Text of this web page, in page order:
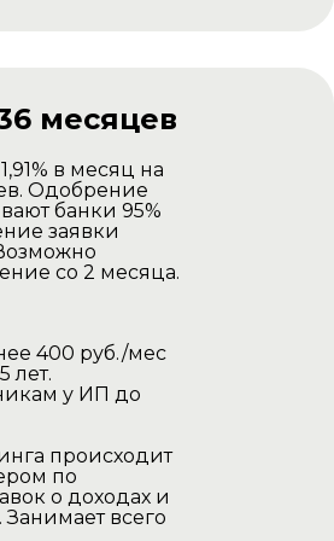
месяцев
в месяц на
Одобрение
банки 95%
заявки
со 2 месяца.
400 руб./мес
лет.
у ИП до
происходит
по
о доходах и
Занимает всего
в разобранном
газеле.
в любом
своими